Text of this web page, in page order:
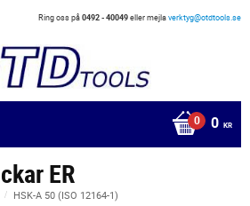
Ring oss på0492 - 40049eller mejlaverktyg@otdtools.se
0 KR
ER
HSK-A 50 (ISO 12164-1)